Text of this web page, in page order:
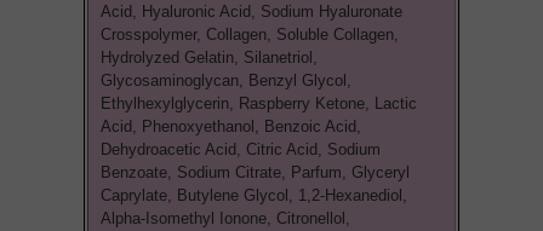
Acid, Hyaluronic Acid, Sodium Hyaluronate
Crosspolymer, Collagen, Soluble Collagen,
Hydrolyzed Gelatin, Silanetriol,
Glycosaminoglycan, Benzyl Glycol,
Ethylhexylglycerin, Raspberry Ketone, Lactic
Acid, Phenoxyethanol, Benzoic Acid,
Dehydroacetic Acid, Citric Acid, Sodium
Benzoate, Sodium Citrate, Parfum, Glyceryl
Caprylate, Butylene Glycol, 1,2-Hexanediol,
Alpha-Isomethyl Ionone, Citronellol,